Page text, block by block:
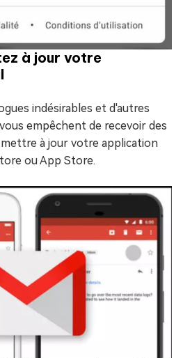
à jour votre
indésirables et d'autres
empêchent de recevoir des
à jour votre application
ou App Store.